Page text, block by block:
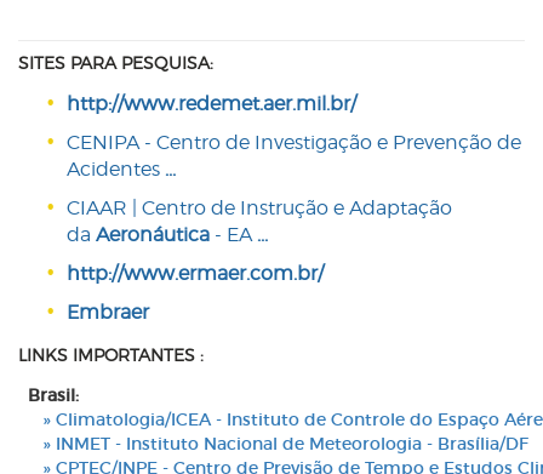
SITES PARA PESQUISA:
http://www.redemet.aer.mil.br/
CENIPA - Centro de Investigação e Prevenção de
Acidentes ...
CIAAR | Centro de Instrução e Adaptação
da Aeronáutica - EA ...
http://www.ermaer.com.br/
Embraer
LINKS IMPORTANTES :
Brasil:
» Climatologia/ICEA - Instituto de Controle do Espaço
» INMET - Instituto Nacional de Meteorologia - Brasília/DF
» CPTEC/INPE - Centro de Previsão de Tempo e Estudos